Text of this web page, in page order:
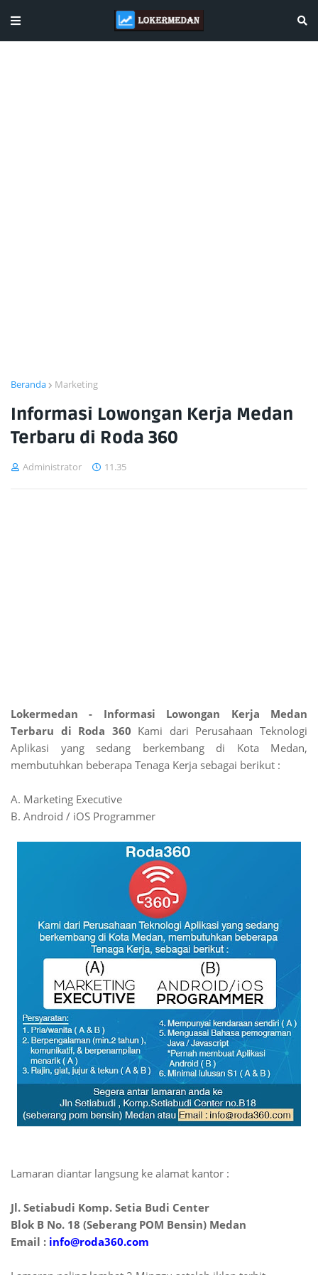
Beranda Marketing
Informasi Lowongan Kerja Medan
Terbaru di Roda 360
Administrator 11.35
Lokermedan - Informasi Lowongan Kerja Medan
Terbaru di Roda 360 Kami dari Perusahaan Teknologi
Aplikasi yang sedang berkembang di Kota Medan,
membutuhkan beberapa Tenaga Kerja sebagai berikut :
A. Marketing Executive
B. Android / iOS Programmer
Lamaran diantar langsung ke alamat kantor :
Jl. Setiabudi Komp. Setia Budi Center
Blok B No. 18 (Seberang POM Bensin) Medan
Email : info@roda360.com